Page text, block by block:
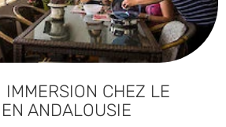
IMMERSION CHEZ LE
ANDALOUSIE